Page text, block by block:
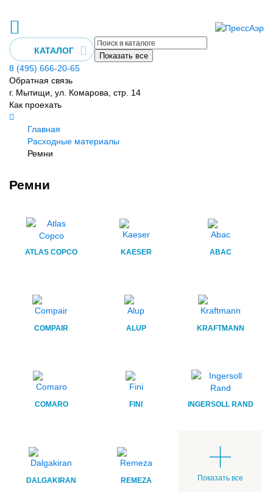
КАТАЛОГ
Показать все
8 (495) 666-20-65
Обратная связь
г. Мытищи, ул. Комарова, стр. 14
Как проехать
Главная
Расходные материалы
Ремни
Ремни
ATLAS COPCO KAESER ABAC
COMPAIR ALUP KRAFTMANN
COMARO FINI INGERSOLL RAND
DALGAKIRAN REMEZA Показать все